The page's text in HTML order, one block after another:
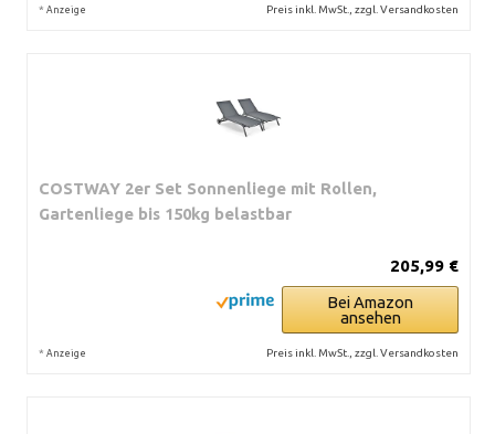
* Anzeige Preis inkl. MwSt., zzgl. Versandkosten
COSTWAY 2er Set Sonnenliege mit Rollen,
Gartenliege bis 150kg belastbar
205,99 €
Bei Amazon
ansehen
* Anzeige Preis inkl. MwSt., zzgl. Versandkosten